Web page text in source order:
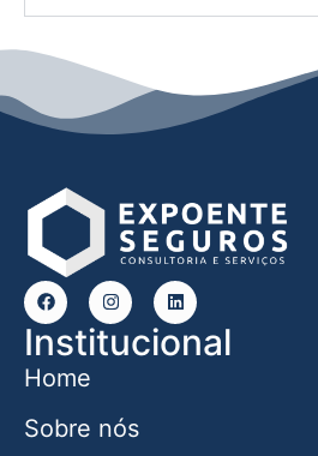
Institucional
Home
Sobre nós